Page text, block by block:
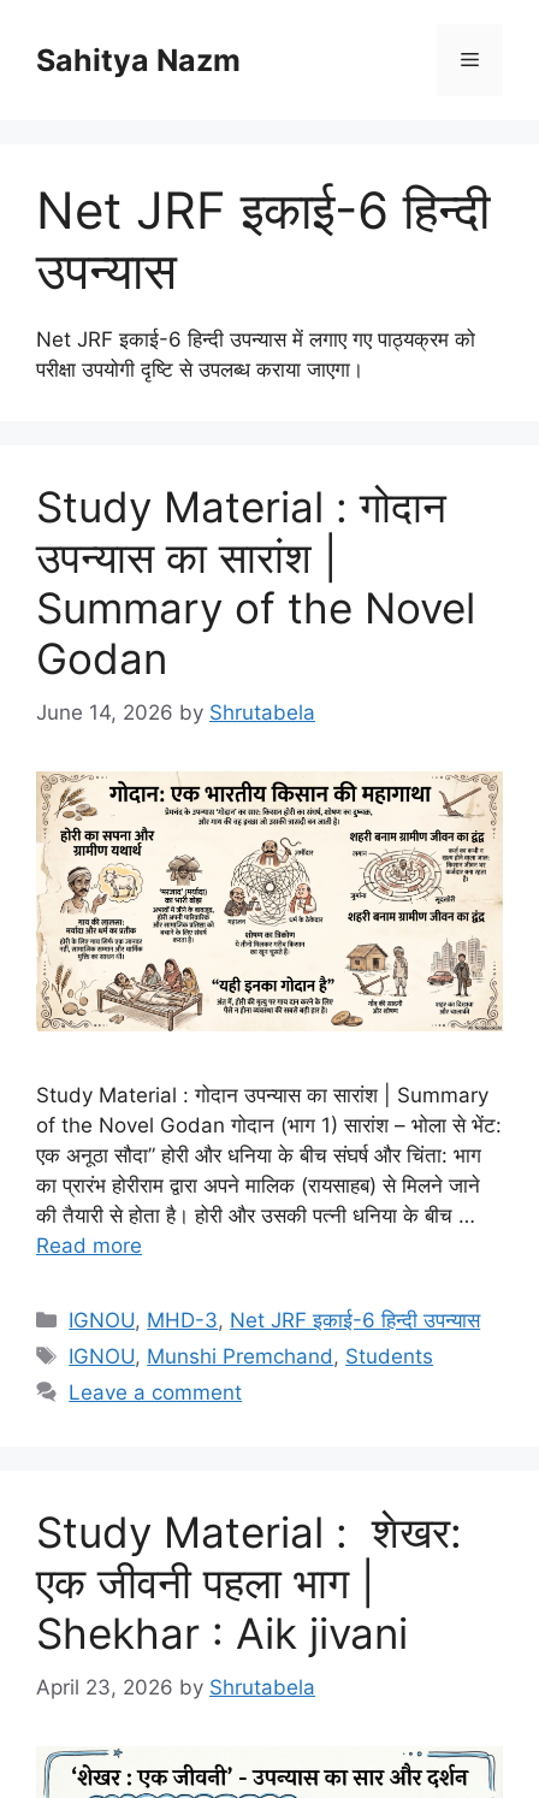
Sahitya Nazm
Net JRF इकाई-6 हिन्दी
उपन्यास
Net JRF इकाई-6 हिन्दी उपन्यास में लगाए गए पाठ्यक्रम को
परीक्षा उपयोगी दृष्टि से उपलब्ध कराया जाएगा।
Study Material : गोदान
उपन्यास का सारांश |
Summary of the Novel
Godan
June 14, 2026 by Shrutabela
Study Material : गोदान उपन्यास का सारांश | Summary
of the Novel Godan गोदान (भाग 1) सारांश – भोला से भेंट:
एक अनूठा सौदा” होरी और धनिया के बीच संघर्ष और चिंता: भाग
का प्रारंभ होरीराम द्वारा अपने मालिक (रायसाहब) से मिलने जाने
की तैयारी से होता है। होरी और उसकी पत्नी धनिया के बीच …
Read more
IGNOU, MHD-3, Net JRF इकाई-6 हिन्दी उपन्यास
IGNOU, Munshi Premchand, Students
Leave a comment
Study Material : शेखर:
एक जीवनी पहला भाग |
Shekhar : Aik jivani
April 23, 2026 by Shrutabela